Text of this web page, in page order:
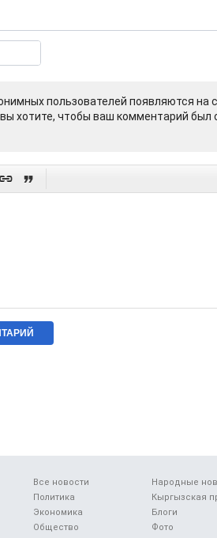
пользователей появляются на
хотите, чтобы ваш комментарий был
 
Все новости
Политика
Экономика
Общество
Народные
Кыргызская
Блоги
Фото